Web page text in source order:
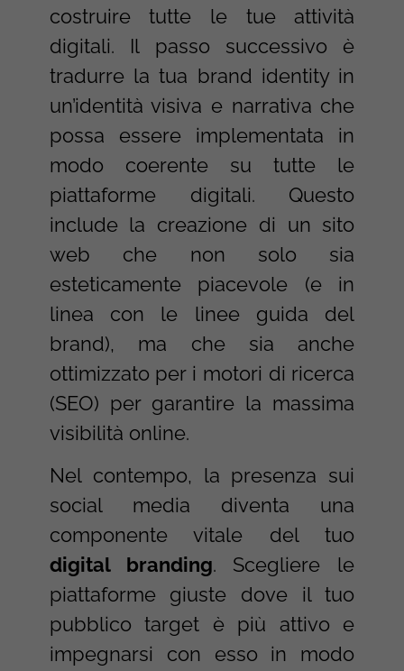
costruire tutte le tue attività
digitali. Il passo successivo è
tradurre la tua brand identity in
un’identità visiva e narrativa che
possa essere implementata in
modo coerente su tutte le
piattaforme digitali. Questo
include la creazione di un sito
web che non solo sia
esteticamente piacevole (e in
linea con le linee guida del
brand), ma che sia anche
ottimizzato per i motori di ricerca
(SEO) per garantire la massima
visibilità online.
Nel contempo, la presenza sui
social media diventa una
componente vitale del tuo
digital branding. Scegliere le
piattaforme giuste dove il tuo
pubblico target è più attivo e
impegnarsi con esso in modo